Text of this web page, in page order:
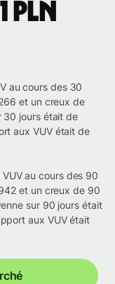
au cours des 30
et un creux de
30 jours était de
aux VUV était de
au cours des 90
et un creux de 90
sur 90 jours était
aux VUV était